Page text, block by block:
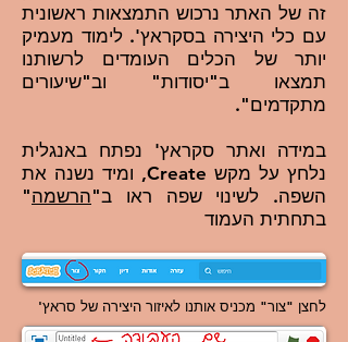
זה של האתר נרכוש התמצאות ראשונית
עם כלי היצירה בסקראץ'. לימוד מעמיק
יותר של הכלים העומדים לרשותנו
תמצאו ב"יסודות" וב"שיעורים
מתקדמים".
במידה ואתר סקראץ' נפתח באנגלית
נלחץ על מקש Create, ומיד נשנה את
השפה. לשינוי שפה ראו ב"הרשמה"
בתחתית העמוד
לחצן "צור" מכניס אותנו לאיזור היצירה של סראץ'